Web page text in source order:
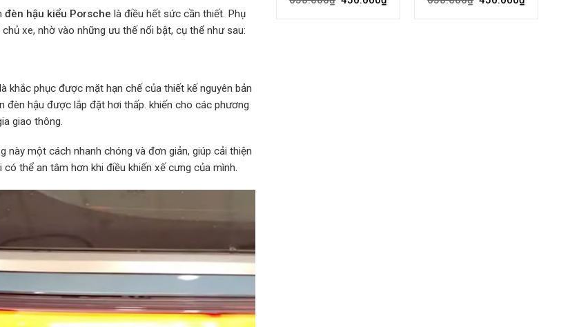
đèn hậu kiểu Porsche là điều hết sức cần thiết. Phụ
xe, nhờ vào những ưu thế nổi bật, cụ thể như sau:
khắc phục được mặt hạn chế của thiết kế nguyên bản
đèn hậu được lắp đặt hơi thấp. khiến cho các phương
giao thông.
này một cách nhanh chóng và đơn giản, giúp cải thiện
thể an tâm hơn khi điều khiến xế cưng của mình.